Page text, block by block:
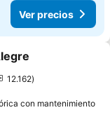
Ver precios
12.162
con mantenimiento